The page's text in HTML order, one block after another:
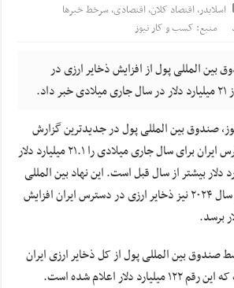
اسلایدر,اقتصاد کلان,اقتصادی,سرخط خبرها
منبع: کسب و کار نیوز
المللی پول از افزایش ذخایر ارزی در
صندوق بین المللی پول در جدیدترین گزارش
خود ذخایر ارزی در دسترس ایران برای سال جاری میلادی را ۲۱.۱ میلیارد دلار
که ۱.۶ میلیارد دلار بیشتر از سال قبل است. این نهاد بین المللی
پیش بینی کرده است در سال ۲۰۲۴ نیز ذخایر ارزی در دسترس ایران افزایش
صندوق بین المللی پول از کل ذخایر ارزی ایران